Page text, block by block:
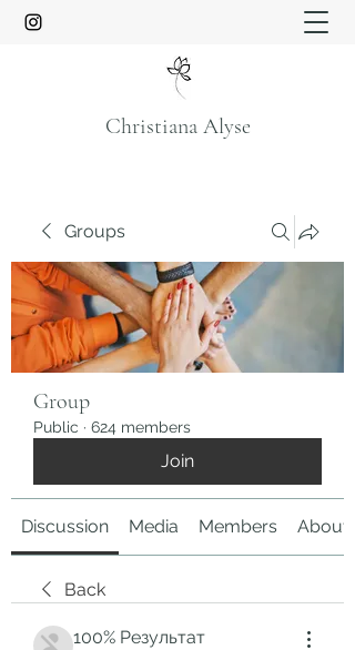
Christiana Alyse
Groups
Group
Public · 624 members
Join
Discussion Media Members About
Back
100% Результат